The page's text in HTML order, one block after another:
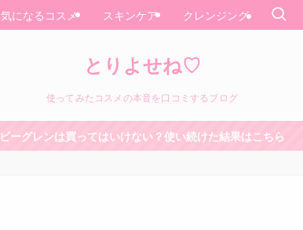
とりよせね♡
使ってみたコスメの本音を口コミするブログ
気になるコスメ スキンケア クレンジング
ビーグレンは買ってはいけない？使い続けた結果はこちら